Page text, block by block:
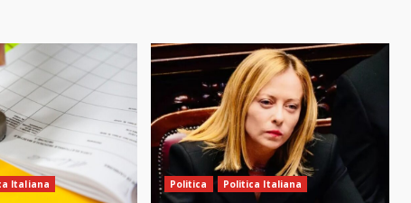
Italiana Politica Politica Italiana